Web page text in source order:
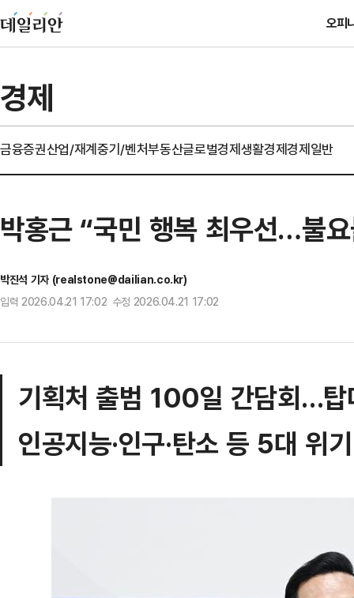
오피
경제
금융증권산업/재계중기/벤처부동산글로벌경제생활경제경제일반
박홍근 “국민 행복 최우선…불
박진석 기자 (realstone@dailian.co.kr)
입력 2026.04.21 17:02 수정 2026.04.21 17:02
기획처 출범 100일 간담회…탑
인공지능·인구·탄소 등 5대 위